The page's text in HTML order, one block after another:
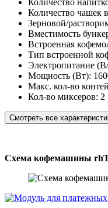
Количество
Количество чашек
Зерновой/
Вместимость
Встроенная
Тип встроенной
Электропитание
Мощность (Вт):
Макс. кол-во
Кол-во миксеров: 2
Смотреть все
Схема кофемашины